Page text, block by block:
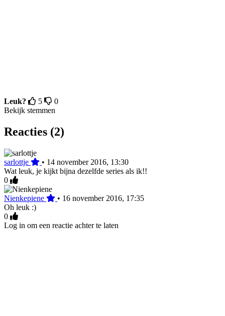
Leuk? 5
0
Bekijk stemmen
Reacties (2)
sarlottje • 14 november 2016, 13:30
Wat leuk, je kijkt bijna dezelfde series als ik!!
0
Nienkepiene • 16 november 2016, 17:35
Oh leuk :)
0
Log in om een reactie achter te laten